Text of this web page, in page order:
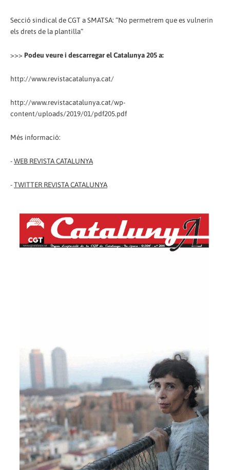
Secció sindical de CGT a SMATSA: “No permetrem que es vulnerin
els drets de la plantilla”
>>> Podeu veure i descarregar el Catalunya 205 a:
http://www.revistacatalunya.cat/
http://www.revistacatalunya.cat/wp-
content/uploads/2019/01/pdf205.pdf
Més informació:
-WEB REVISTA CATALUNYA
-TWITTER REVISTA CATALUNYA